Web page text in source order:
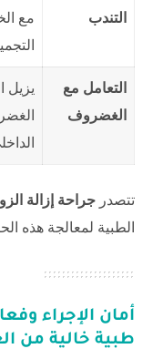
التندب
مع
التعامل مع
الغضروف
يزيل
تتصدر جراحة إزالة
الطبية لمعالجة هذه
أمان الإجراء
طبية خالية من